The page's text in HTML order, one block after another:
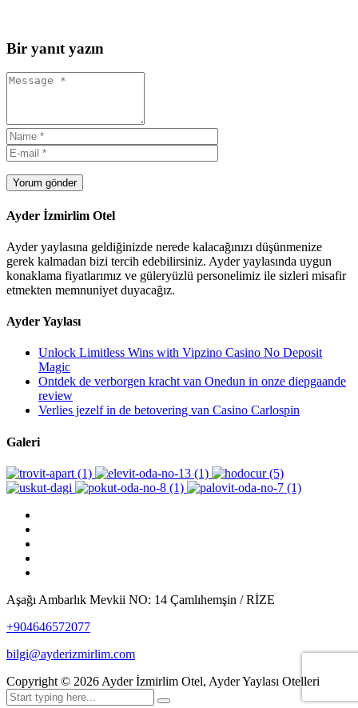
Bir yanıt yazın
Yorum gönder
Ayder İzmirlim Otel
Ayder yaylasına geldiğinizde nerede kalacağınızı düşünmenize
gerek kalmadan bizi tercih edebilirsiniz. Ayder yaylasında uygun
konaklama fiyatlarımız ve güleryüzlü personelimiz ile sizleri misafir
etmekten memnuniyet duyacağız.
Ayder Yaylası
Unlock Limitless Wins with Vipzino Casino No Deposit
Magic
Ontdek de verborgen kracht van Onedun in onze diepgaande
review
Verlies jezelf in de betovering van Casino Carlospin
Galeri
Aşağı Ambarlık Mevkii NO: 14 Çamlıhemşin / RİZE
+904646572077
bilgi@ayderizmirlim.com
Copyright © 2026 Ayder İzmirlim Otel, Ayder Yaylası Otelleri